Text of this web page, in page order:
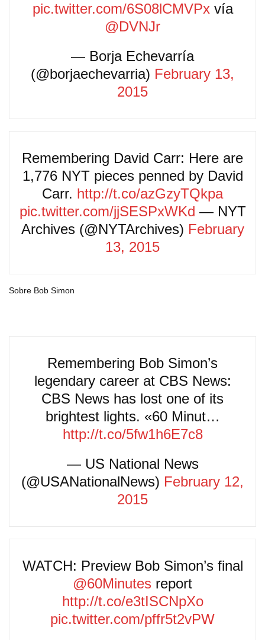
pic.twitter.com/6S08lCMVPxvía
@DVNJr
— Borja Echevarría
(@borjaechevarria) February 13,
2015
Remembering David Carr: Here are
1,776 NYT pieces penned by David
Carr. http://t.co/azGzyTQkpa
pic.twitter.com/jjSESPxWKd — NYT
Archives (@NYTArchives) February
13, 2015
Sobre Bob Simon
Remembering Bob Simon’s
legendary career at CBS News:
CBS News has lost one of its
brightest lights. «60 Minut…
http://t.co/5fw1h6E7c8
— US National News
(@USANationalNews) February 12,
2015
WATCH: Preview Bob Simon’s final
@60Minutes report
http://t.co/e3tISCNpXo
pic.twitter.com/pffr5t2vPW